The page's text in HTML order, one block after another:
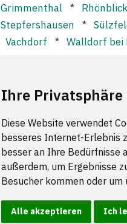
Ihre
Diese Website verwendet
besseres Internet-Erlebnis
besser an Ihre Bedürfnisse
außerdem, um Ergebnisse
Besucher kommen oder
Alle akzeptieren Ich
Grimmenthal * Rhönblick
Stepfershausen *
Vachdorf * Walldorf bei